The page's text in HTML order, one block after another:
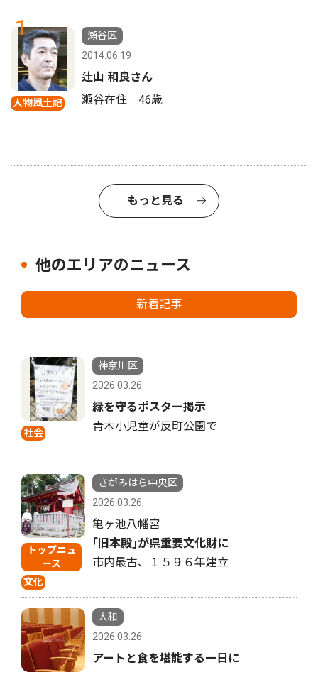
1
人物風土記
瀬谷区
2014.06.19
辻山 和良さん
瀬谷在住 46歳
もっと見る
他のエリアのニュース
新着記事
社会
神奈川区
2026.03.26
緑を守るポスター掲示
青木小児童が反町公園で
トップニュ
ース
文化
さがみはら中央区
2026.03.26
亀ヶ池八幡宮
｢旧本殿｣が県重要文化財に
市内最古、１５９６年建立
大和
2026.03.26
アートと食を堪能する一日に